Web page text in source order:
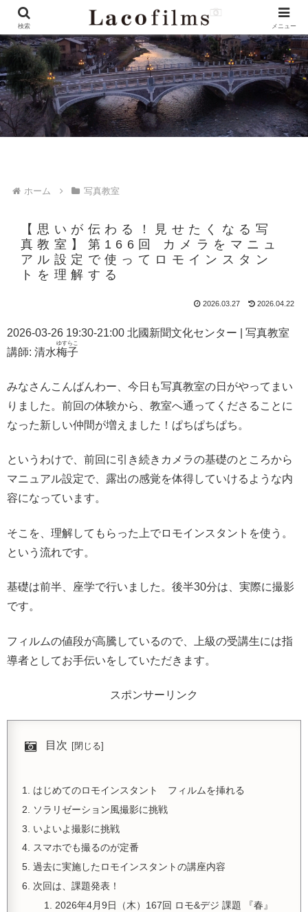
ホーム 写真教室
【思いが伝わる！見せたくなる写
真教室】第166回 カメラをマニュ
アル設定で使ってロモインスタン
トを理解する
2026.03.27 2026.04.22
2026-03-26 19:30-21:00 北國新聞文化センター | 写真教室
講師: 清水梅子
ゆすらこ
みなさんこんばんわー、今日も写真教室の日がやってまい
りました。前回の体験から、教室へ通ってくださることに
なった新しい仲間が増えました！ぱちぱちぱち。
というわけで、前回に引き続きカメラの基礎のところから
マニュアル設定で、露出の感覚を体得していけるような内
容になっています。
そこを、理解してもらった上でロモインスタントを使う。
という流れです。
基礎は前半、座学で行いました。後半30分は、実際に撮影
です。
フィルムの値段が高騰しているので、上級の受講生には指
導者としてお手伝いをしていただきます。
スポンサーリンク
目次
はじめてのロモインスタント フィルムを挿れる
ソラリゼーション風撮影に挑戦
いよいよ撮影に挑戦
スマホでも撮るのが定番
過去に実施したロモインスタントの講座内容
次回は、課題発表！
2026年4月9日（木）167回 ロモ&デジ 課題 『春』
検索 メニュー